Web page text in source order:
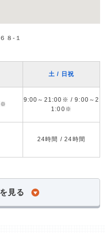
８-１
土 / 日祝
9:00～21:00※ / 9:00～2
1:00※
24時間 / 24時間
見る